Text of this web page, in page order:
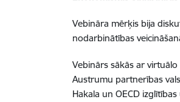
Vebināra mērķis bija
nodarbinātības
Vebinārs sākās ar
Austrumu partnerības
Hakala un OECD